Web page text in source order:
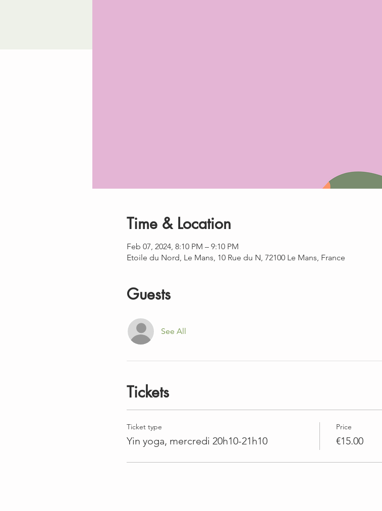
Time & Location
Feb 07, 2024, 8:10 PM – 9:10 PM
Etoile du Nord, Le Mans, 10 Rue du N, 72100 Le Mans, France
Guests
See All
Tickets
Ticket type
Yin yoga, mercredi 20h10-21h10
Price
€15.00